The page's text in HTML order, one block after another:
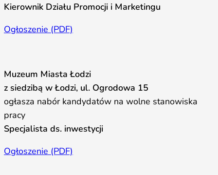
Kierownik Działu Promocji i Marketingu
Ogłoszenie (PDF)
Muzeum Miasta Łodzi
z siedzibą w Łodzi, ul. Ogrodowa 15
ogłasza nabór kandydatów na wolne stanowiska
pracy
Specjalista ds. inwestycji
Ogłoszenie (PDF)